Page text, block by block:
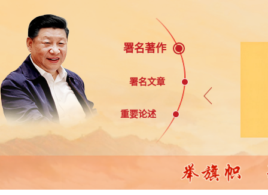
署名著作
署名文章
重要论述